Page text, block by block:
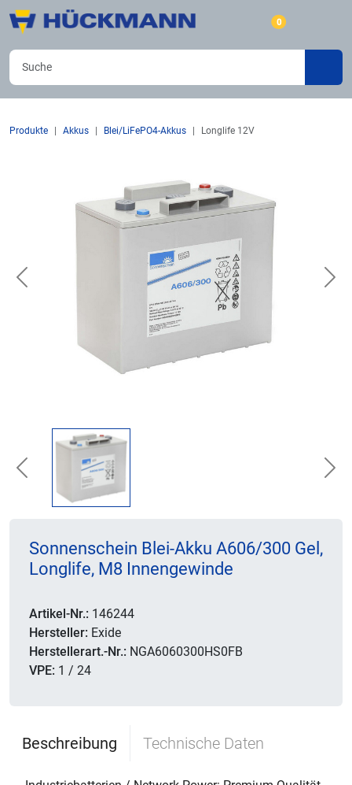
0
Produkte Akkus Blei/LiFePO4-Akkus Longlife 12V
Previous
Previous
Sonnenschein Blei-Akku A606/300 Gel,
Longlife, M8 Innengewinde
Artikel-Nr.: 146244
Hersteller: Exide
Herstellerart.-Nr.: NGA6060300HS0FB
VPE: 1 / 24
Beschreibung Technische Daten